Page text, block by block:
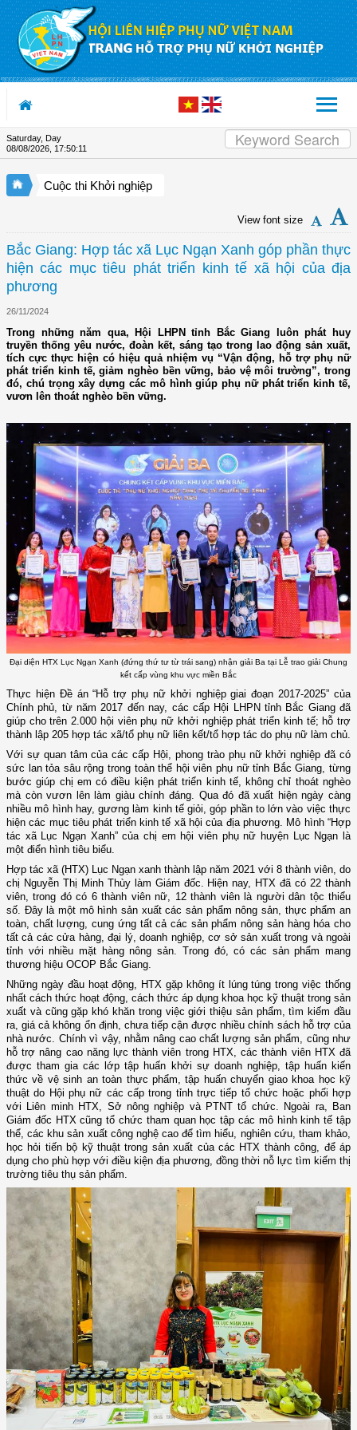
Skip to Content
Saturday, Day
08/08/2026 17:50:11
Cuộc thi Khởi nghiệp
View font size
Bắc Giang: Hợp tác xã Lục Ngạn Xanh góp phần thực
hiện các mục tiêu phát triển kinh tế xã hội của địa
phương
26/11/2024
Trong những năm qua, Hội LHPN tỉnh Bắc Giang luôn phát huy
truyền thống yêu nước, đoàn kết, sáng tạo trong lao động sản xuất,
tích cực thực hiện có hiệu quả nhiệm vụ “Vận động, hỗ trợ phụ nữ
phát triển kinh tế, giảm nghèo bền vững, bảo vệ môi trường”, trong
đó, chú trọng xây dựng các mô hình giúp phụ nữ phát triển kinh tế,
vươn lên thoát nghèo bền vững.
Đại diện HTX Lục Ngạn Xanh (đứng thứ tư từ trái sang) nhận giải Ba tại Lễ trao giải Chung
kết cấp vùng khu vực miền Bắc
Thực hiện Đề án “Hỗ trợ phụ nữ khởi nghiệp giai đoạn 2017-2025” của
Chính phủ, từ năm 2017 đến nay, các cấp Hội LHPN tỉnh Bắc Giang đã
giúp cho trên 2.000 hội viên phụ nữ khởi nghiệp phát triển kinh tế; hỗ trợ
thành lập 205 hợp tác xã/tổ phụ nữ liên kết/tổ hợp tác do phụ nữ làm chủ.
Với sự quan tâm của các cấp Hội, phong trào phụ nữ khởi nghiệp đã có
sức lan tỏa sâu rộng trong toàn thể hội viên phụ nữ tỉnh Bắc Giang, từng
bước giúp chị em có điều kiện phát triển kinh tế, không chỉ thoát nghèo
mà còn vươn lên làm giàu chính đáng. Qua đó đã xuất hiện ngày càng
nhiều mô hình hay, gương làm kinh tế giỏi, góp phần to lớn vào việc thực
hiện các mục tiêu phát triển kinh tế xã hội của địa phương. Mô hình “Hợp
tác xã Lục Ngạn Xanh” của chị em hội viên phụ nữ huyện Lục Ngạn là
một điển hình tiêu biểu.
Hợp tác xã (HTX) Lục Ngạn xanh thành lập năm 2021 với 8 thành viên, do
chị Nguyễn Thị Minh Thùy làm Giám đốc. Hiện nay, HTX đã có 22 thành
viên, trong đó có 6 thành viên nữ, 12 thành viên là người dân tộc thiểu
số. Đây là một mô hình sản xuất các sản phẩm nông sản, thực phẩm an
toàn, chất lượng, cung ứng tất cả các sản phẩm nông sản hàng hóa cho
tất cả các cửa hàng, đại lý, doanh nghiệp, cơ sở sản xuất trong và ngoài
tỉnh với nhiều mặt hàng nông sản. Trong đó, có các sản phẩm mang
thương hiệu OCOP Bắc Giang.
Những ngày đầu hoạt động, HTX gặp không ít lúng túng trong việc thống
nhất cách thức hoạt động, cách thức áp dụng khoa học kỹ thuật trong sản
xuất và cũng gặp khó khăn trong việc giới thiệu sản phẩm, tìm kiếm đầu
ra, giá cả không ổn định, chưa tiếp cận được nhiều chính sách hỗ trợ của
nhà nước. Chính vì vậy, nhằm nâng cao chất lượng sản phẩm, cũng như
hỗ trợ nâng cao năng lực thành viên trong HTX, các thành viên HTX đã
được tham gia các lớp tập huấn khởi sự doanh nghiệp, tập huấn kiến
thức về vệ sinh an toàn thực phẩm, tập huấn chuyển giao khoa học kỹ
thuật do Hội phụ nữ các cấp trong tỉnh trực tiếp tổ chức hoặc phối hợp
với Liên minh HTX, Sở nông nghiệp và PTNT tổ chức. Ngoài ra, Ban
Giám đốc HTX cũng tổ chức tham quan học tập các mô hình kinh tế tập
thể, các khu sản xuất công nghệ cao để tìm hiểu, nghiên cứu, tham khảo,
học hỏi tiến bộ kỹ thuật trong sản xuất của các HTX thành công, để áp
dụng cho phù hợp với điều kiện địa phương, đồng thời nỗ lực tìm kiếm thị
trường tiêu thụ sản phẩm.